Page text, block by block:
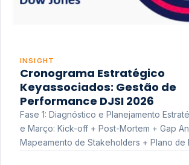
INSIGHT
Cronograma Estratégico
Keyassociados: Gestão de
Performance DJSI 2026
Fase 1: Diagnóstico e Planejamento
e Março: Kick-off + Post-Mortem + Gap
Mapeamento de Stakeholders + Plano de